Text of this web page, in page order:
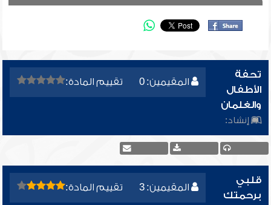
المقيمين: 0 تقييم المادة:
تحفة
الأطفال
والغلمان
إنشاد:
المقيمين: 3 تقييم المادة:
قلبي
برحمتك